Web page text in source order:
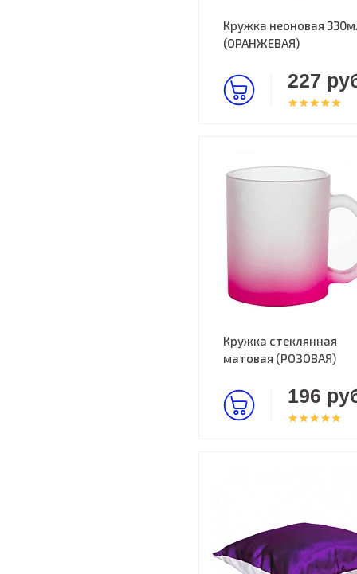
Кружка неоновая
(ОРАНЖЕВАЯ)
227
Кружка стеклянная
матовая (РОЗОВАЯ)
196